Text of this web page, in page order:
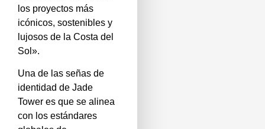
los proyectos más
icónicos, sostenibles y
lujosos de la Costa del
Sol».
Una de las señas de
identidad de Jade
Tower es que se alinea
con los estándares